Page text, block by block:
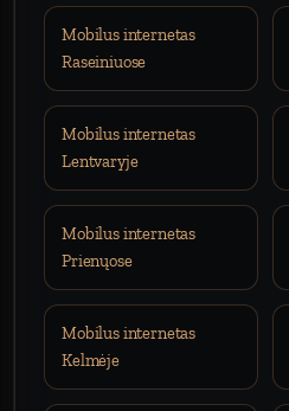
Mobilus internetas
Raseiniuose
Mobilus internetas
Lentvaryje
Mobilus internetas
Prienųose
Mobilus internetas
Kelmėje